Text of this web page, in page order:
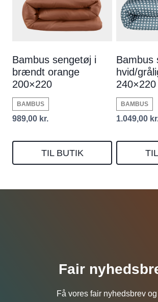
Bambus sengetøj i
brændt orange
200×220
BAMBUS
989,00 kr.
TIL BUTIK
Bambus
hvid/
240×220
BAMBUS
1.049,00
Fair
Få vores fair nyhedsbrev